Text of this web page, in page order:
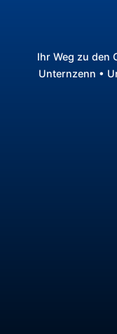
Ihr Weg zu den
Unternzenn •